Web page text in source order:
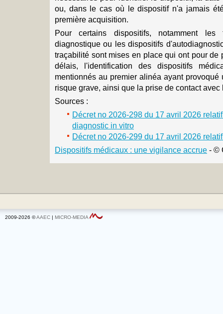
ou, dans le cas où le dispositif n'a jamais
première acquisition.
Pour certains dispositifs, notamment les
diagnostique ou les dispositifs
traçabilité sont mises en place qui ont pour de
délais, l'identification des dispositifs
mentionnés au premier alinéa ayant
risque grave, ainsi que la prise de contact
Sources :
Décret no 2026-298 du 17 avril 2026
diagnostic in vitro
Décret no 2026-299 du 17 avril 2026
Dispositifs médicaux : une vigilance accrue - ©
2009-2026 ©AAEC | MICRO-MEDIA